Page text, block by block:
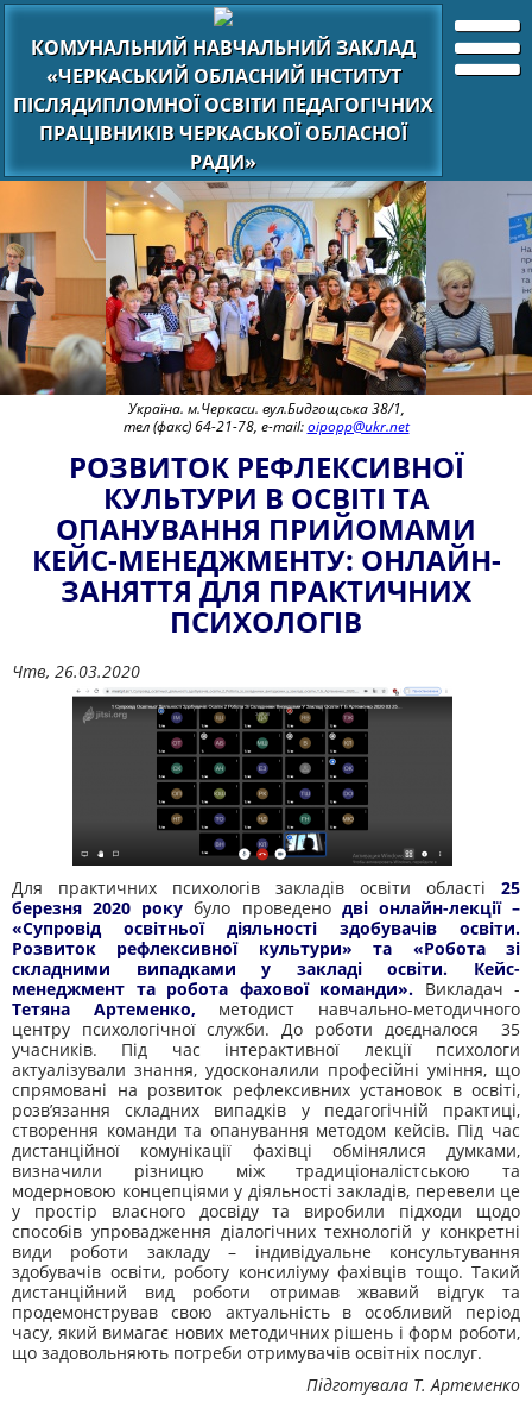
КОМУНАЛЬНИЙ НАВЧАЛЬНИЙ ЗАКЛАД
«ЧЕРКАСЬКИЙ ОБЛАСНИЙ ІНСТИТУТ
ПІСЛЯДИПЛОМНОЇ ОСВІТИ ПЕДАГОГІЧНИХ
ПРАЦІВНИКІВ ЧЕРКАСЬКОЇ ОБЛАСНОЇ
РАДИ»
Україна. м.Черкаси. вул.Бидгощська 38/1,
тел (факс) 64-21-78, e-mail:oipopp@ukr.net
РОЗВИТОК РЕФЛЕКСИВНОЇ
КУЛЬТУРИ В ОСВІТІ ТА
ОПАНУВАННЯ ПРИЙОМАМИ
КЕЙС-МЕНЕДЖМЕНТУ: ОНЛАЙН-
ЗАНЯТТЯ ДЛЯ ПРАКТИЧНИХ
ПСИХОЛОГІВ
Чтв, 26.03.2020
Для практичних психологів закладів освіти області 25
березня 2020 року було проведено дві онлайн-лекції –
«Супровід освітньої діяльності здобувачів освіти.
Розвиток рефлексивної культури» та «Робота зі
складними випадками у закладі освіти. Кейс-
менеджмент та робота фахової команди». Викладач -
Тетяна Артеменко, методист навчально-методичного
центру психологічної служби. До роботи доєдналося 35
учасників. Під час інтерактивної лекції психологи
актуалізували знання, удосконалили професійні уміння, що
спрямовані на розвиток рефлексивних установок в освіті,
розв’язання складних випадків у педагогічній практиці,
створення команди та опанування методом кейсів. Під час
дистанційної комунікації фахівці обмінялися думками,
визначили різницю між традиціоналістською та
модерновою концепціями у діяльності закладів, перевели це
у простір власного досвіду та виробили підходи щодо
способів упровадження діалогічних технологій у конкретні
види роботи закладу – індивідуальне консультування
здобувачів освіти, роботу консиліуму фахівців тощо. Такий
дистанційний вид роботи отримав жвавий відгук та
продемонстрував свою актуальність в особливий період
часу, який вимагає нових методичних рішень і форм роботи,
що задовольняють потреби отримувачів освітніх послуг.
Підготувала Т. Артеменко